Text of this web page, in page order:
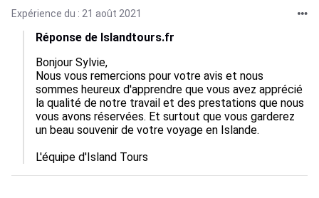
Expérience du : 21 août 2021
Réponse de Islandtours.fr
Bonjour Sylvie,
Nous vous remercions pour votre avis et nous
sommes heureux d'apprendre que vous avez apprécié
la qualité de notre travail et des prestations que nous
vous avons réservées. Et surtout que vous garderez
un beau souvenir de votre voyage en Islande.
L'équipe d'Island Tours